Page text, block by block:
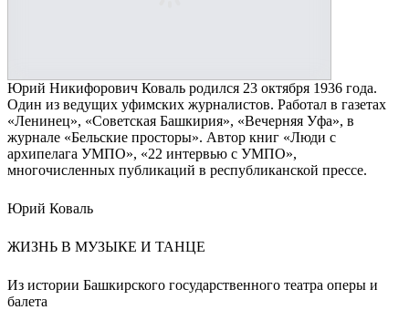
Юрий Никифорович Коваль родился 23 октября 1936 года.
Один из ведущих уфимских журналистов. Работал в газетах
«Ленинец», «Советская Башкирия», «Вечерняя Уфа», в
журнале «Бельские просторы». Автор книг «Люди с
архипелага УМПО», «22 интервью с УМПО»,
многочисленных публикаций в республиканской прессе.
Юрий Коваль
ЖИЗНЬ В МУЗЫКЕ И ТАНЦЕ
Из истории Башкирского государственного театра оперы и
балета